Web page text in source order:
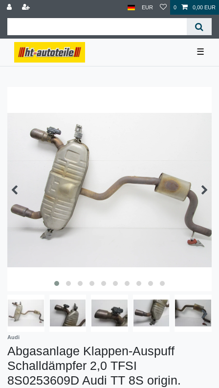
EUR 0 0,00 EUR
☰
Audi
Abgasanlage Klappen-Auspuff
Schalldämpfer 2,0 TFSI
8S0253609D Audi TT 8S origin.